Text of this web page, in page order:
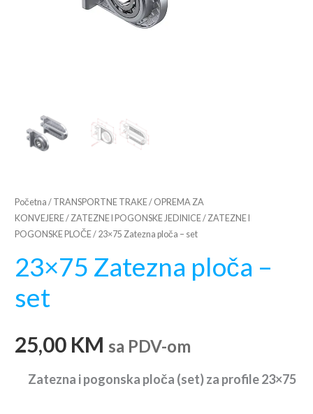
Početna / TRANSPORTNE TRAKE/ OPREMA ZA
KONVEJERE/ZATEZNE I POGONSKE JEDINICE/ZATEZNE I
POGONSKE PLOČE/ 23×75 Zatezna ploča – set
23×75 Zatezna ploča –
set
25,00 KM sa PDV-om
Zatezna i pogonska ploča (set) za profile 23×75